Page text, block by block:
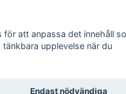
för att anpassa det innehåll
upplevelse när du
Endast nödvändiga